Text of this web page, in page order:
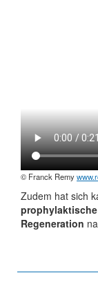
© Franck Remy
Zudem hat sich
Regeneration